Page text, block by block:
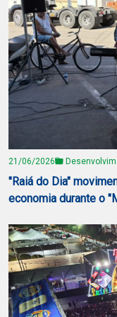
21/06/2026
"Raiá do Dia"
economia durante o